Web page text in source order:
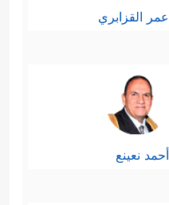
عمر القزابري
أحمد نعينع